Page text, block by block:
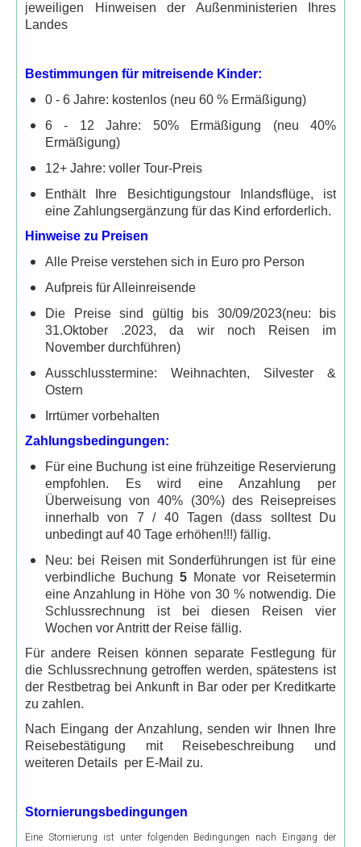
Bootsausflüge rotes Meer
Delphin Tour
Giftun Insel
Meer und Sterne
Tauchen am Riff
Ausflüge in die Wüste
Wüstensafari mit dem Geländewagen
Ausflüge nach Luxor
Luxor 1 Tag mit dem Kleinbus
Ausflüge nach Kairo
Kairo 1 oder 2 Tage per Flug
Kairo 1 Tag mit dem Kleinbus
Kairo 2 Tage mit dem Kleinbus
Kairo und die Oase Fayum 3 Tage
Kairo und Alexandria 3 Tage
Abu Simbel und Assuan Individuell
Ab Luxor
Tal der Könige und Hatschepsut Tempel
Erlebnistour Theben west
Esna & Edfu Tempel
Dendera und Abydos Tempel
Fahrt im Heißluftballon
Kamelreiten in Theben West
jeweiligen Hinweisen der Außenministerien Ihres
Landes
Bestimmungen für mitreisende Kinder:
0 - 6 Jahre: kostenlos (neu 60 % Ermäßigung)
6 - 12 Jahre: 50% Ermäßigung (neu 40%
Ermäßigung)
12+ Jahre: voller Tour-Preis
Enthält Ihre Besichtigungstour Inlandsflüge, ist
eine Zahlungsergänzung für das Kind erforderlich.
Hinweise zu Preisen
Alle Preise verstehen sich in Euro pro Person
Aufpreis für Alleinreisende
Die Preise sind gültig bis 30/09/2023(neu: bis
31.Oktober .2023, da wir noch Reisen im
November durchführen)
Ausschlusstermine: Weihnachten, Silvester &
Ostern
Irrtümer vorbehalten
Zahlungsbedingungen:
Für eine Buchung ist eine frühzeitige Reservierung
empfohlen. Es wird eine Anzahlung per
Überweisung von 40% (30%) des Reisepreises
innerhalb von 7 / 40 Tagen (dass solltest Du
unbedingt auf 40 Tage erhöhen!!!) fällig.
Neu: bei Reisen mit Sonderführungen ist für eine
verbindliche Buchung 5 Monate vor Reisetermin
eine Anzahlung in Höhe von 30 % notwendig. Die
Schlussrechnung ist bei diesen Reisen vier
Wochen vor Antritt der Reise fällig.
Für andere Reisen können separate Festlegung für
die Schlussrechnung getroffen werden, spätestens ist
der Restbetrag bei Ankunft in Bar oder per Kreditkarte
zu zahlen.
Nach Eingang der Anzahlung, senden wir Ihnen Ihre
Reisebestätigung mit Reisebeschreibung und
weiteren Details per E-Mail zu.
Stornierungsbedingungen
Eine Stornierung ist unter folgenden Bedingungen nach Eingang der